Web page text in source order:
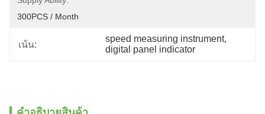
300PCS / Month
เน้น:
speed measuring instrument,
digital panel indicator